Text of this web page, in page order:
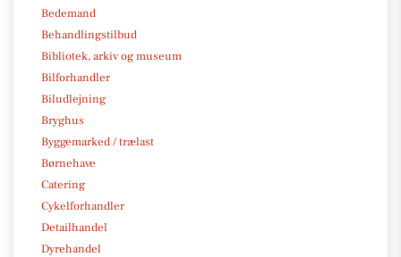
Bedemand
Behandlingstilbud
Bibliotek, arkiv og museum
Bilforhandler
Biludlejning
Bryghus
Byggemarked / trælast
Børnehave
Catering
Cykelforhandler
Detailhandel
Dyrehandel